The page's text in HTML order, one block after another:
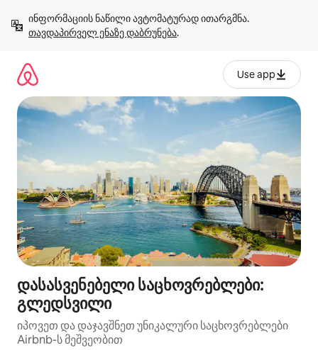
გადასვლა
თავდაპირველ ენაზე დაბრუნება.
Use app
დასასვენებელი საცხოვრებლები:
გლედსვილი
იპოვეთ და დაჯავშნეთ უნიკალური საცხოვრებლები
Airbnb-ს მეშვეობით